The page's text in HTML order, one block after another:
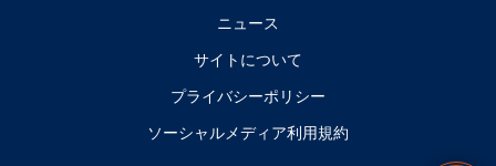
ニュース
サイトについて
プライバシーポリシー
ソーシャルメディア利用規約